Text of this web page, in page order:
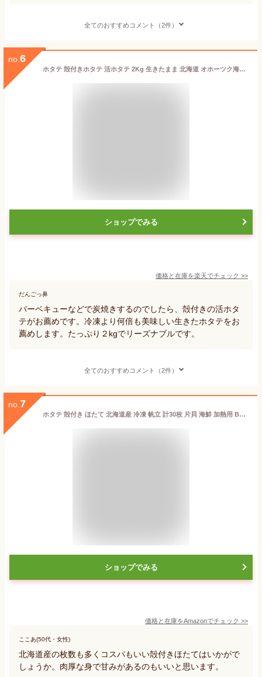
全てのおすすめコメント（2件）
no. 6
ホタテ 殻付きホタテ 活ホタテ 2Kg 生きたまま 北海道 オホーツク海産 ホタテ 帆立 殻付き バーベキュー 剥きヘラ付 冷蔵便 海鮮 ホタテ殻付き ホタテ刺身 紋別 海産物 生ホタテ 産地直送 ギフト ホタテ紋別 紋別ホタテ
ショップでみる
価格と在庫を楽天でチェック >>
だんごっ鼻
バーベキューなどで炭焼きするのでしたら、殻付きの活ホタ
テがお薦めです。冷凍より何倍も美味しい生きたホタテをお
薦めします。たっぷり２kgでリーズナブルです。
全てのおすすめコメント（2件）
no. 7
ホタテ 殻付き ほたて 北海道産 冷凍 帆立 計30枚 片貝 海鮮 加熱用 BBQ バーベキュー バター焼き 網焼き どさんこグルメマーケット【10枚×3パック(計30枚)】
ショップでみる
価格と在庫をAmazonでチェック >>
ここあ(50代・女性)
北海道産の枚数も多くコスパもいい殻付きほたてはいかがで
しょうか。肉厚な身で甘みがあるのもいいと思います。